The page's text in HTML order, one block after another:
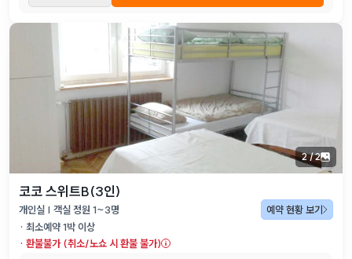
2/2
코코 스위트B(3인)
개인실 | 객실 정원 1~3명
예약 현황 보기
· 최소예약1박 이상
· 환불불가 (취소/노쇼 시 환불 불가)